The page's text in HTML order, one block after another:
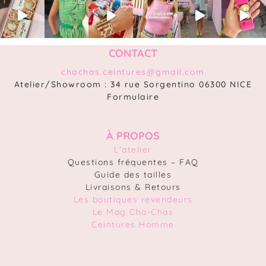
CONTACT
chachas.ceintures@gmail.com
Atelier/Showroom : 34 rue Sorgentino 06300 NICE
Formulaire
À PROPOS
L’atelier
Questions fréquentes – FAQ
Guide des tailles
Livraisons & Retours
Les boutiques revendeurs
Le Mag Cha-Chas
Ceintures Homme